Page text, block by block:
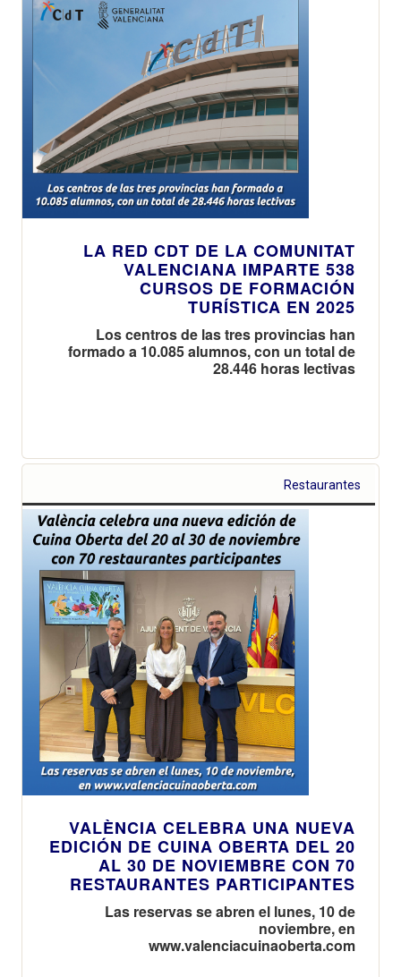
LA RED CDT DE LA COMUNITAT
VALENCIANA IMPARTE 538
CURSOS DE FORMACIÓN
TURÍSTICA EN 2025
Los centros de las tres provincias han
formado a 10.085 alumnos, con un total de
28.446 horas lectivas
Restaurantes
VALÈNCIA CELEBRA UNA NUEVA
EDICIÓN DE CUINA OBERTA DEL 20
AL 30 DE NOVIEMBRE CON 70
RESTAURANTES PARTICIPANTES
Las reservas se abren el lunes, 10 de
noviembre, en
www.valenciacuinaoberta.com